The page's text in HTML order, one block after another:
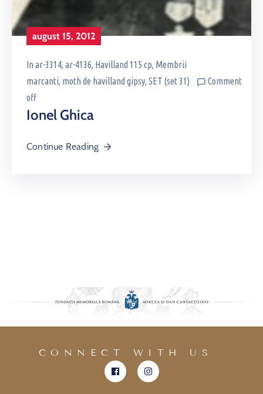
august 15, 2012
In ar-3314‚ ar-4136‚ Havilland 115 cp‚ Membrii
marcanti‚ moth de havilland gipsy‚ SET (set 31)
Comment
off
Ionel Ghica
Continue Reading
CONNECT WITH US